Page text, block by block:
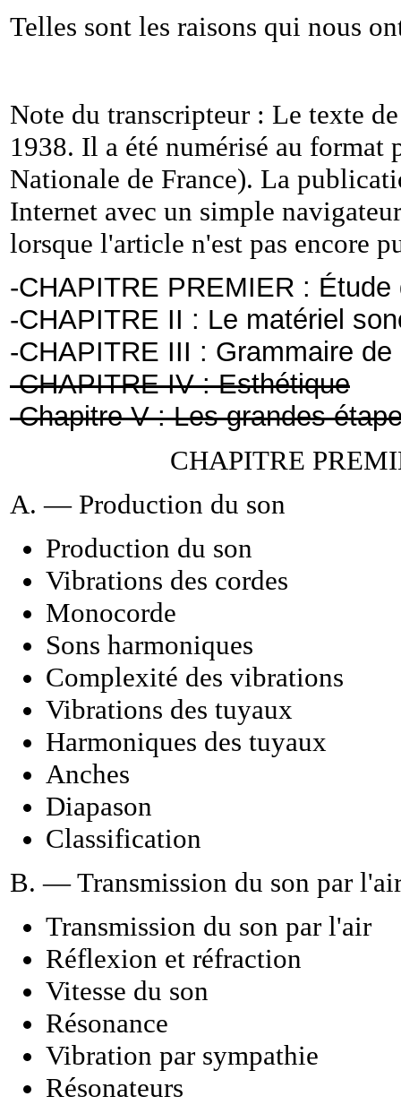
Telles sont les raisons qui nous
Note du transcripteur : Le texte
1938. Il a été numérisé au format
Nationale de France). La
Internet avec un simple
lorsque l'article n'est pas encore
-CHAPITRE PREMIER :
-CHAPITRE II : Le matériel
-CHAPITRE III : Grammaire
-CHAPITRE IV : Esthétique
-Chapitre V : Les grandes
CHAPITRE
A. — Production du son
Production du son
Vibrations des cordes
Monocorde
Sons harmoniques
Complexité des vibrations
Vibrations des tuyaux
Harmoniques des tuyaux
Anches
Diapason
Classification
B. — Transmission du son par
Transmission du son par l'air
Réflexion et réfraction
Vitesse du son
Résonance
Vibration par sympathie
Résonateurs